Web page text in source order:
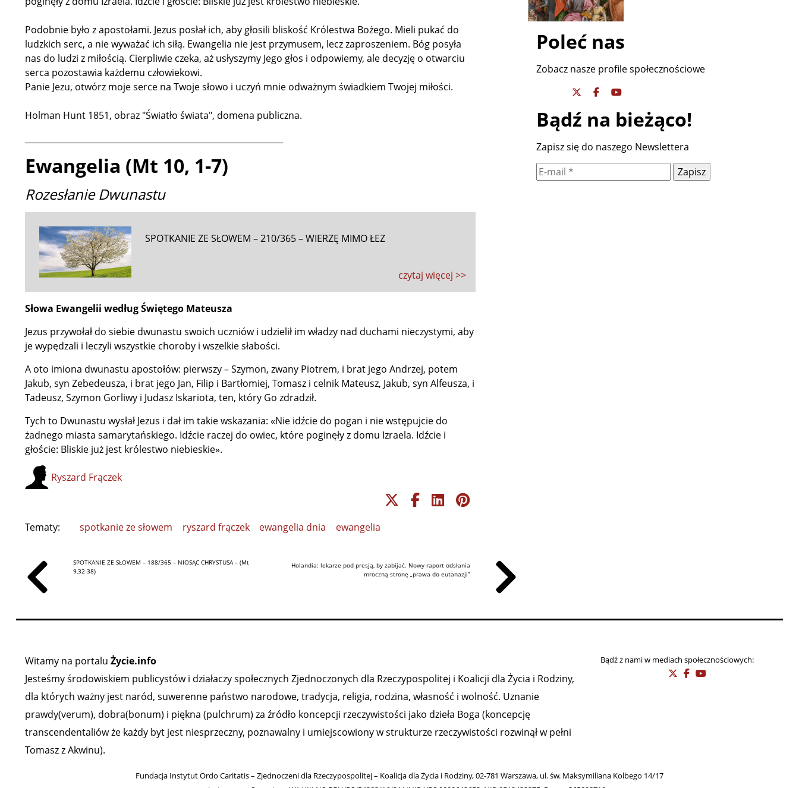
Podobnie było z apostołami. Jezus posłał ich, aby głosili bliskość Królestwa Bożego. Mieli pukać do
ludzkich serc, a nie wyważać ich siłą. Ewangelia nie jest przymusem, lecz zaproszeniem. Bóg posyła
nas do ludzi z miłością. Cierpliwie czeka, aż usłyszymy Jego głos i odpowiemy, ale decyzję o otwarciu
serca pozostawia każdemu człowiekowi.
Panie Jezu, otwórz moje serce na Twoje słowo i uczyń mnie odważnym świadkiem Twojej miłości.
Holman Hunt 1851, obraz "Światło świata", domena publiczna.
Ewangelia (Mt 10, 1-7)
Rozesłanie Dwunastu
SPOTKANIE ZE SŁOWEM – 210/365 – WIERZĘ MIMO ŁEZ
czytaj więcej >>
Słowa Ewangelii według Świętego Mateusza
Jezus przywołał do siebie dwunastu swoich uczniów i udzielił im władzy nad duchami nieczystymi, aby
je wypędzali i leczyli wszystkie choroby i wszelkie słabości.
A oto imiona dwunastu apostołów: pierwszy – Szymon, zwany Piotrem, i brat jego Andrzej, potem
Jakub, syn Zebedeusza, i brat jego Jan, Filip i Bartłomiej, Tomasz i celnik Mateusz, Jakub, syn Alfeusza, i
Tadeusz, Szymon Gorliwy i Judasz Iskariota, ten, który Go zdradził.
Tych to Dwunastu wysłał Jezus i dał im takie wskazania: «Nie idźcie do pogan i nie wstępujcie do
żadnego miasta samarytańskiego. Idźcie raczej do owiec, które poginęły z domu Izraela. Idźcie i
głoście: Bliskie już jest królestwo niebieskie».
Ryszard Frączek
Tematy: spotkanie ze słowem ryszard frączek ewangelia dnia ewangelia
SPOTKANIE ZE SŁOWEM – 188/365 – NIOSĄC CHRYSTUSA – (Mt
9,32-38)
Holandia: lekarze pod presją, by zabijać. Nowy raport odsłania
mroczną stronę „prawa do eutanazji”
Poleć nas
Zobacz nasze profile społecznościowe
Bądź na bieżąco!
Zapisz się do naszego Newslettera
Witamy na portalu Życie.info
Jesteśmy środowiskiem publicystów i działaczy społecznych Zjednoczonych dla Rzeczypospolitej i Koalicji dla Życia i Rodziny,
dla których ważny jest naród, suwerenne państwo narodowe, tradycja, religia, rodzina, własność i wolność. Uznanie
prawdy(verum), dobra(bonum) i piękna (pulchrum) za źródło koncepcji rzeczywistości jako dzieła Boga (koncepcję
transcendentaliów że każdy byt jest niesprzeczny, poznawalny i umiejscowiony w strukturze rzeczywistości rozwinął w pełni
Tomasz z Akwinu).
Bądź z nami w mediach społecznościowych:
Fundacja Instytut Ordo Caritatis – Zjednoczeni dla Rzeczypospolitej – Koalicja dla Życia i Rodziny, 02-781 Warszawa, ul. św. Maksymiliana Kolbego 14/17